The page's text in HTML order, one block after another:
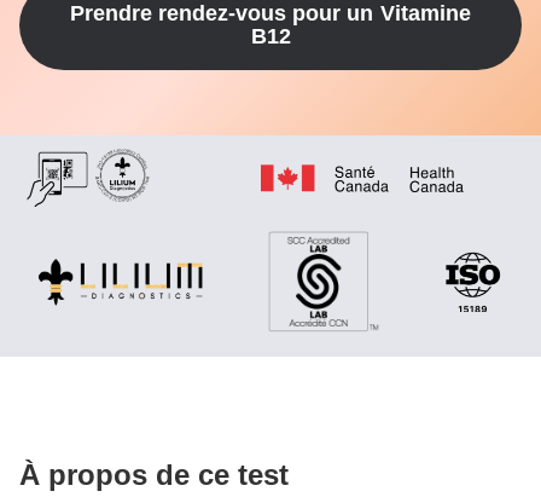
Prendre rendez-vous pour un Vitamine
B12
À propos de ce test